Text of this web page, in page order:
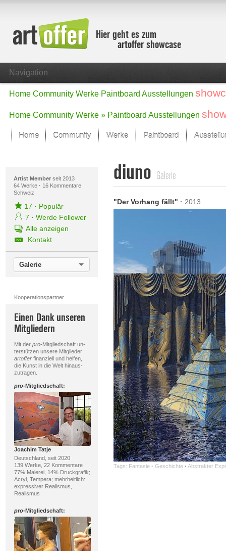
Hier geht es zum
artoffer showcase
Navigation
Home Community Werke Paintboard Ausstellungen
Home Community Werke » Paintboard Ausstellungen
Home Community Werke
Der letzte Monat im Fokus
Alle Fokus-Werke
Fokus-Werke
Paintboard
Artist Memberseit 2013
64 Werke · 16 Kommentare
Schweiz
17 · Populär
7 · Werde Follower
Alle anzeigen
Kontakt
Galerie
Kooperationspartner
Einen Dank unseren
Mitgliedern
Mit der pro-Mitgliedschaft un-
terstützen unsere Mitglieder
artofferfinanziell und helfen,
die Kunst in die Welt hinaus-
zutragen.
pro-Mitgliedschaft:
Joachim Tatje
Deutschland, seit 2020
139 Werke, 22 Kommentare
77% Malerei, 14% Druckgrafik;
Acryl, Tempera; mehrheitlich:
expressiver Realismus,
Realismus
pro-Mitgliedschaft:
diuno Galerie
"Der Vorhang fällt" · 2013
Tags: Fantasie · Geschichte · Abstrakter